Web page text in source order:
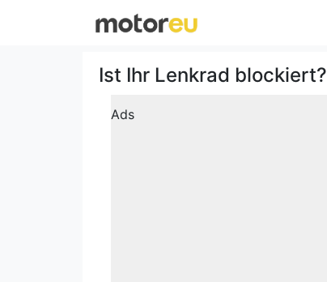
Ist Ihr Lenkrad blockiert?
Ads